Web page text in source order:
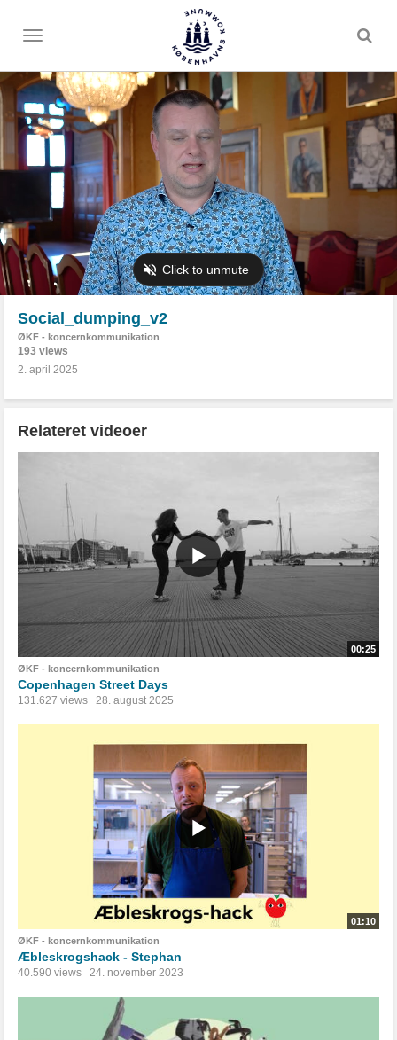
Toggle
Social_dumping_v2
ØKF - koncernkommunikation
193 views
2. april 2025
Relateret videoer
00:25
ØKF - koncernkommunikation
Copenhagen Street Days
131.627 views 28. august 2025
01:10
ØKF - koncernkommunikation
Æbleskrogshack - Stephan
40.590 views 24. november 2023